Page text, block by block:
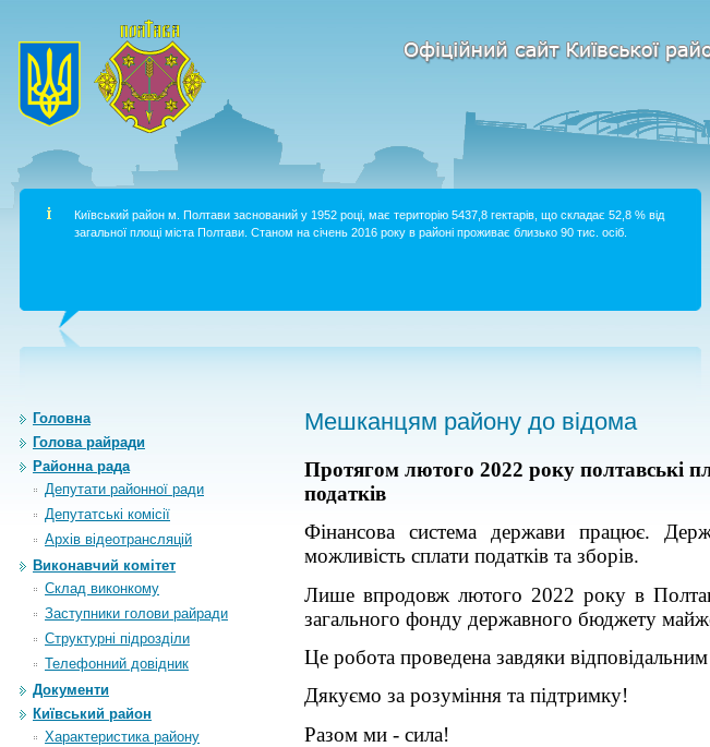
Київський район м. Полтави заснований у 1952 році, має територію 5437,8 гектарів, що складає 52,8 % від
загальної площі міста Полтави. Станом на січень 2016 року в районі проживає близько 90 тис. осіб.
Головна
Голова райради
Районна рада
Депутати районної ради
Депутатські комісії
Архiв вiдеотрансляцiй
Виконавчий комітет
Склад виконкому
Заступники голови райради
Структурні підрозділи
Телефонний довідник
Документи
Київський район
Характеристика району
Мешканцям району до відома
Протягом лютого 2022 року полтавські
податків
Фінансова система держави працює.
можливість сплати податків та зборів.
Лише впродовж лютого 2022 року в
загального фонду державного бюджету
Це робота проведена завдяки
Дякуємо за розуміння та підтримку!
Разом ми - сила!